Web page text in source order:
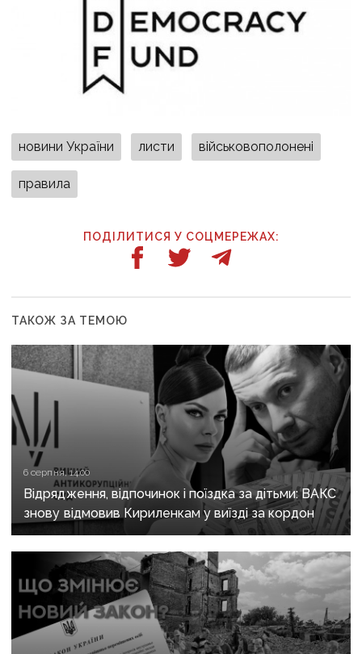
новини України листи військовополонені
правила
ПОДІЛИТИСЯ У СОЦМЕРЕЖАХ:
ТАКОЖ ЗА ТЕМОЮ
6 серпня, 14:00
Відрядження, відпочинок і поїздка за дітьми: ВАКС
знову відмовив Кириленкам у виїзді за кордон